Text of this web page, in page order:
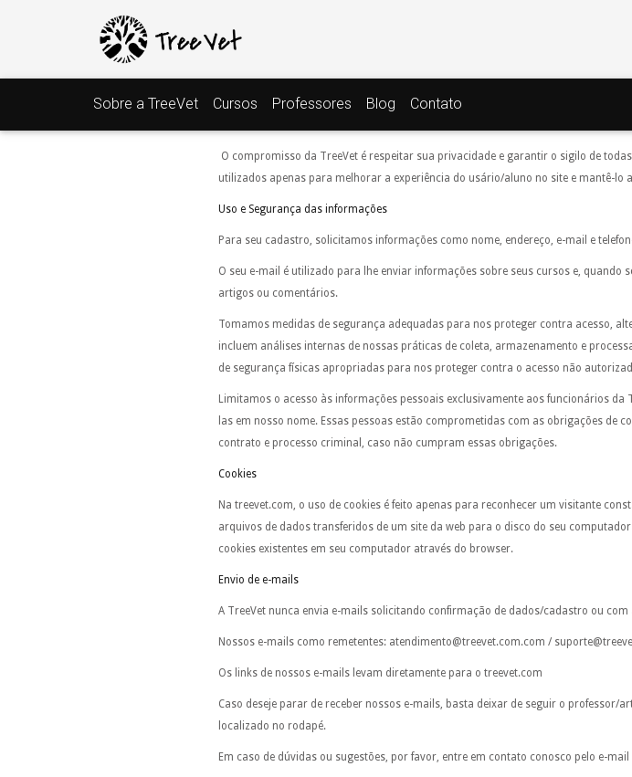
Sobre a TreeVet Cursos Professores Blog Contato
O compromisso da TreeVet é respeitar sua privacidade e garantir o sigilo de
utilizados apenas para melhorar a experiência do usário/aluno no site e mantê-lo
Uso e Segurança das informações
Para seu cadastro, solicitamos informações como nome, endereço, e-mail e
O seu e-mail é utilizado para lhe enviar informações sobre seus cursos e,
artigos ou comentários.
Tomamos medidas de segurança adequadas para nos proteger contra acesso,
incluem análises internas de nossas práticas de coleta, armazenamento e
de segurança físicas apropriadas para nos proteger contra o acesso não
Limitamos o acesso às informações pessoais exclusivamente aos funcionários
las em nosso nome. Essas pessoas estão comprometidas com as obrigações de
contrato e processo criminal, caso não cumpram essas obrigações.
Cookies
Na treevet.com, o uso de cookies é feito apenas para reconhecer um visitante
arquivos de dados transferidos de um site da web para o disco do seu
cookies existentes em seu computador através do browser.
Envio de e-mails
A TreeVet nunca envia e-mails solicitando confirmação de dados/cadastro ou
Nossos e-mails como remetentes: atendimento@treevet.com.com /
Os links de nossos e-mails levam diretamente para o treevet.com
Caso deseje parar de receber nossos e-mails, basta deixar de seguir o professor/
localizado no rodapé.
Em caso de dúvidas ou sugestões, por favor, entre em contato conosco pelo e-